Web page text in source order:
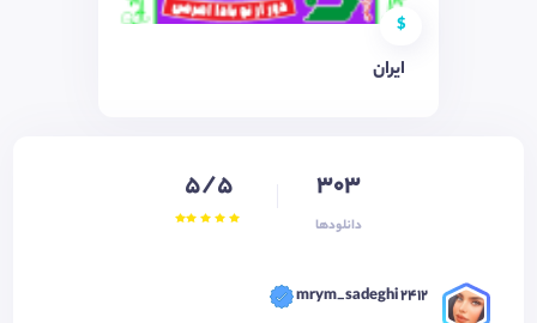
$
ایران
303
دانلودها
5/5
mrym_sadeghi 2412